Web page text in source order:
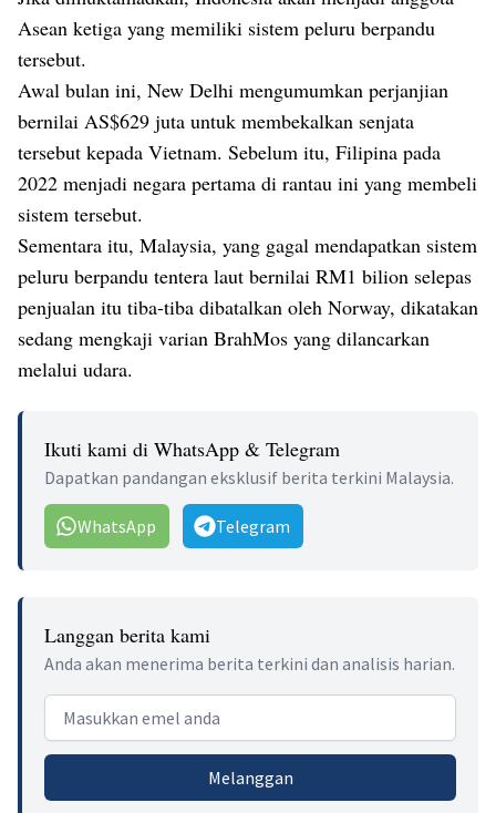
Asean ketiga yang memiliki sistem peluru berpandu
tersebut.
Awal bulan ini, New Delhi mengumumkan perjanjian
bernilai AS$629 juta untuk membekalkan senjata
tersebut kepada Vietnam. Sebelum itu, Filipina pada
2022 menjadi negara pertama di rantau ini yang membeli
sistem tersebut.
Sementara itu, Malaysia, yang gagal mendapatkan sistem
peluru berpandu tentera laut bernilai RM1 bilion selepas
penjualan itu tiba-tiba dibatalkan oleh Norway, dikatakan
sedang mengkaji varian BrahMos yang dilancarkan
melalui udara.
Ikuti kami di WhatsApp & Telegram
Dapatkan pandangan eksklusif berita terkini Malaysia.
WhatsApp Telegram
Langgan berita kami
Anda akan menerima berita terkini dan analisis harian.
Email address
Melanggan